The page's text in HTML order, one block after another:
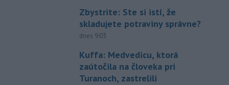
Zbystrite: Ste si istí, že
skladujete potraviny správne?
dnes 9:03
Kuffa: Medvedicu, ktorá
zaútočila na človeka pri
Turanoch, zastrelili